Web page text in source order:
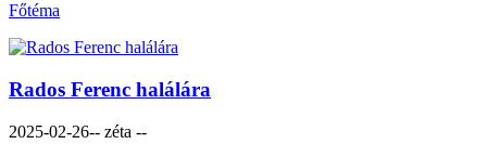
Főtéma
Rados Ferenc halálára
2025-02-26-- zéta --